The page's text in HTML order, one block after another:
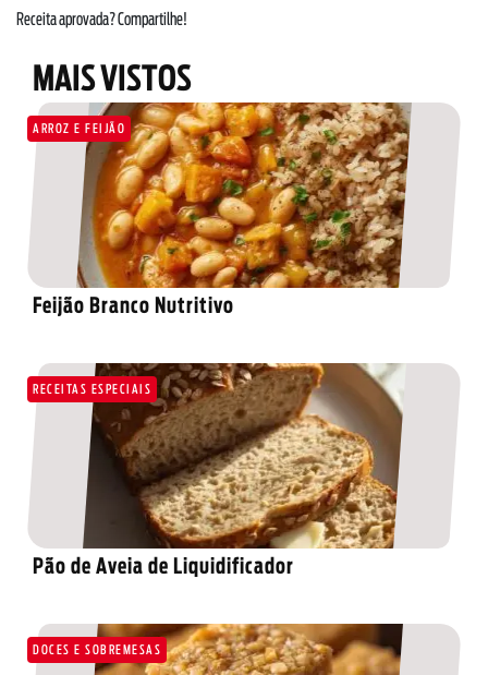
TRABALHE CONOSCO
OUVIDORIA
Receita aprovada? Compartilhe!
MAIS VISTOS
ARROZ E FEIJÃO
Feijão Branco Nutritivo
RECEITAS ESPECIAIS
Pão de Aveia de Liquidificador
DOCES E SOBREMESAS